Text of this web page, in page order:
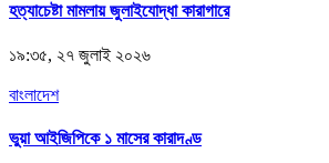
হত্যাচেষ্টা মামলায় জুলাইযোদ্ধা কারাগারে
১৯:৩৫, ২৭ জুলাই ২০২৬
বাংলাদেশ
ভুয়া আইজিপিকে ১ মাসের কারাদণ্ড